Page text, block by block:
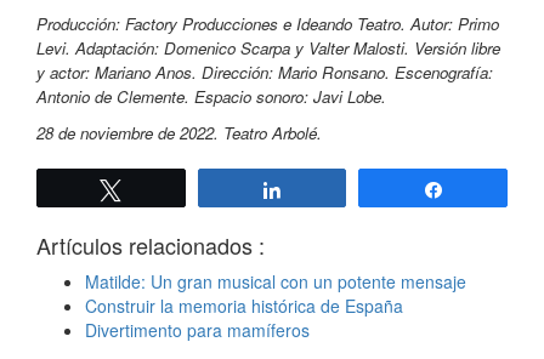
Producción: Factory Producciones e Ideando Teatro. Autor: Primo
Levi. Adaptación: Domenico Scarpa y Valter Malosti. Versión libre
y actor: Mariano Anos. Dirección: Mario Ronsano. Escenografía:
Antonio de Clemente. Espacio sonoro: Javi Lobe.
28 de noviembre de 2022. Teatro Arbolé.
Artículos relacionados :
Matilde: Un gran musical con un potente mensaje
Construir la memoria histórica de España
Divertimento para mamíferos